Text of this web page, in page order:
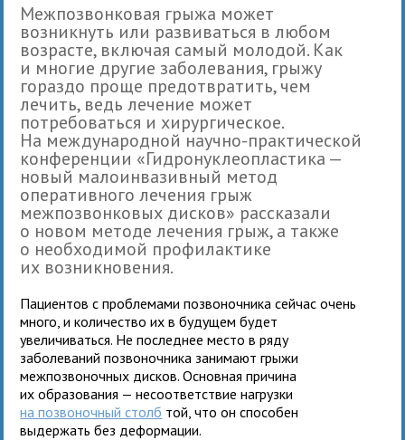
Межпозвонковая грыжа может
возникнуть или развиваться в любом
возрасте, включая самый молодой. Как
и многие другие заболевания, грыжу
гораздо проще предотвратить, чем
лечить, ведь лечение может
потребоваться и хирургическое.
На международной научно-практической
конференции «Гидронуклеопластика —
новый малоинвазивный метод
оперативного лечения грыж
межпозвонковых дисков» рассказали
о новом методе лечения грыж, а также
о необходимой профилактике
их возникновения.
Пациентов с проблемами позвоночника сейчас очень
много, и количество их в будущем будет
увеличиваться. Не последнее место в ряду
заболеваний позвоночника занимают грыжи
межпозвоночных дисков. Основная причина
их образования — несоответствие нагрузки
на позвоночный столб той, что он способен
выдержать без деформации.